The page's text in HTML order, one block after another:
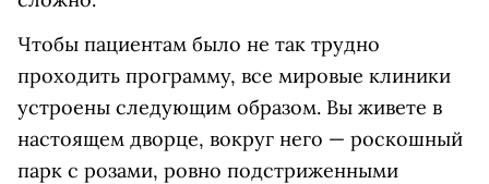
Чтобы пациентам было не так трудно
проходить программу, все мировые клиники
устроены следующим образом. Вы живете в
настоящем дворце, вокруг него — роскошный
парк с розами, ровно подстриженными